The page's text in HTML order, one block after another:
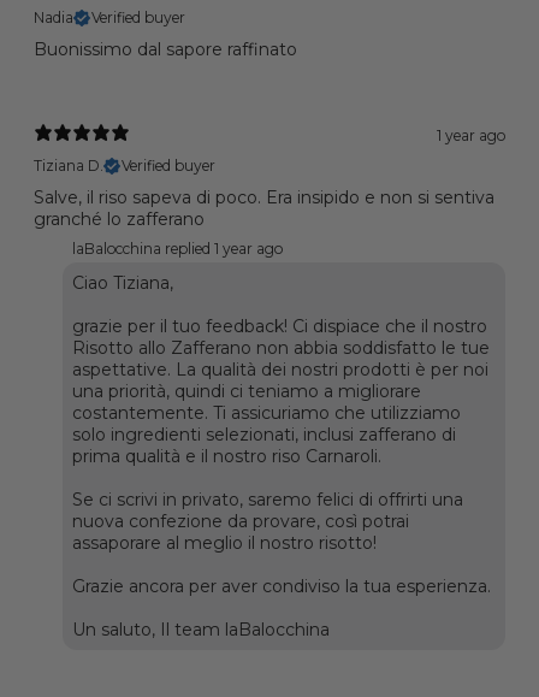
Nadia
Verified buyer
Buonissimo dal sapore raffinato
1 year ago
Tiziana D.
Verified buyer
Salve, il riso sapeva di poco. Era insipido e non si sentiva
granché lo zafferano
laBalocchina replied 1 year ago
Ciao Tiziana,
grazie per il tuo feedback! Ci dispiace che il nostro
Risotto allo Zafferano non abbia soddisfatto le tue
aspettative. La qualità dei nostri prodotti è per noi
una priorità, quindi ci teniamo a migliorare
costantemente. Ti assicuriamo che utilizziamo
solo ingredienti selezionati, inclusi zafferano di
prima qualità e il nostro riso Carnaroli.
Se ci scrivi in privato, saremo felici di offrirti una
nuova confezione da provare, così potrai
assaporare al meglio il nostro risotto!
Grazie ancora per aver condiviso la tua esperienza.
Un saluto, Il team laBalocchina